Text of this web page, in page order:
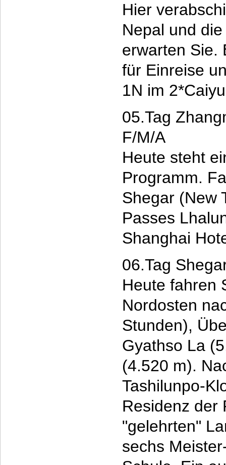
Hier
Nepal und
erwarten Sie.
für Einreise
1N im
05.Tag
F/M/A
Heute steht
Programm.
Shegar (New
Passes
Shanghai
06.Tag
Heute fahren
Nordosten
Stunden),
Gyathso La
(4.520 m).
Tashilunpo-
Residenz der
"gelehrten"
sechs